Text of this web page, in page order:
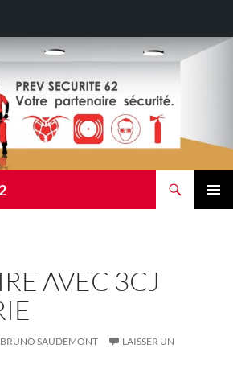
AVEC 3CJ
BRUNO SAUDEMONT
LAISSER UN